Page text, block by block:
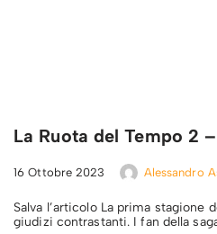
La Ruota del Tempo 2
16 Ottobre 2023 Alessandro
Salva l’articolo La prima stagione
giudizi contrastanti. I fan della